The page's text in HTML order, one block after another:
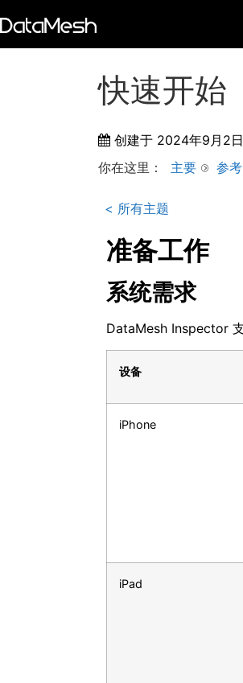
快速开始
创建于 2024年9月2日
你在这里：
主要 参
< 所有主题
准备工作
系统需求
DataMesh Inspector
设备
iPhone
iPad